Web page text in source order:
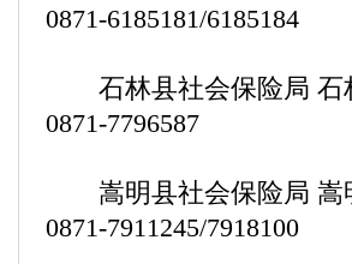
0871-6185181/6185184
石林县社会保险局 石
0871-7796587
嵩明县社会保险局 嵩
0871-7911245/7918100